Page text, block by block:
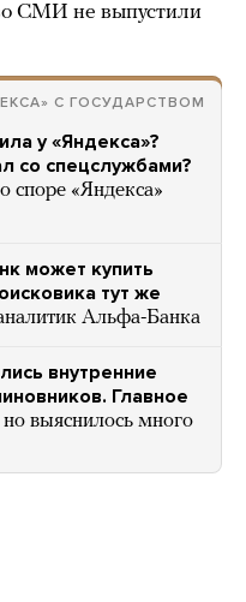
СМИ не выпустили
С ГОСУДАРСТВОМ
у «Яндекса»?
со спецслужбами?
споре «Яндекса»
может купить
тут же
Альфа-Банка
внутренние
Главное
выяснилось много